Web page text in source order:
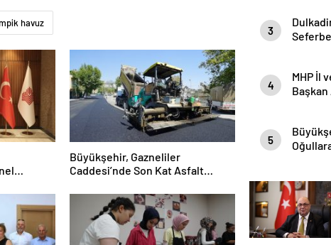
havuz
Büyükşehir, Gazneliler
Caddesi’nde Son Kat Asfalt
3
4
MHP İl
Başkan
5